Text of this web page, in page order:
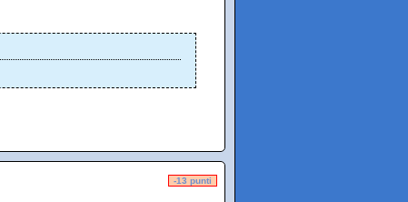
-13 punti